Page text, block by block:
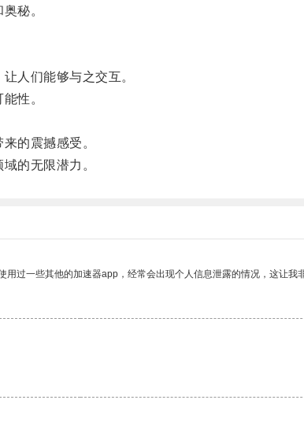
秘。
人们能够与之交互。
性。
的震撼感受。
的无限潜力。
过一些其他的加速器app，经常会出现个人信息泄露的情况，这让我